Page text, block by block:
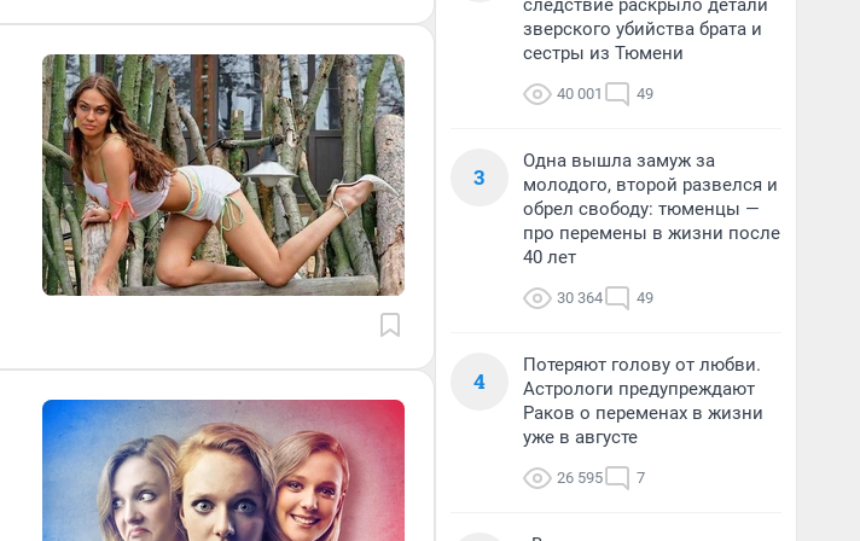
следствие раскрыло детали
зверского убийства брата и
сестры из Тюмени
40 001 49
3
Одна вышла замуж за
молодого, второй развелся и
обрел свободу: тюменцы —
про перемены в жизни после
40 лет
30 364 49
4
Потеряют голову от любви.
Астрологи предупреждают
Раков о переменах в жизни
уже в августе
26 595 7